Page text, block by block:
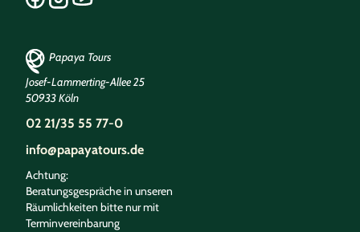
Papaya Tours
Josef-Lammerting-Allee 25
50933 Köln
02 21/35 55 77-0
info@papayatours.de
Achtung:
Beratungsgespräche in unseren
Räumlichkeiten bitte nur mit
Terminvereinbarung